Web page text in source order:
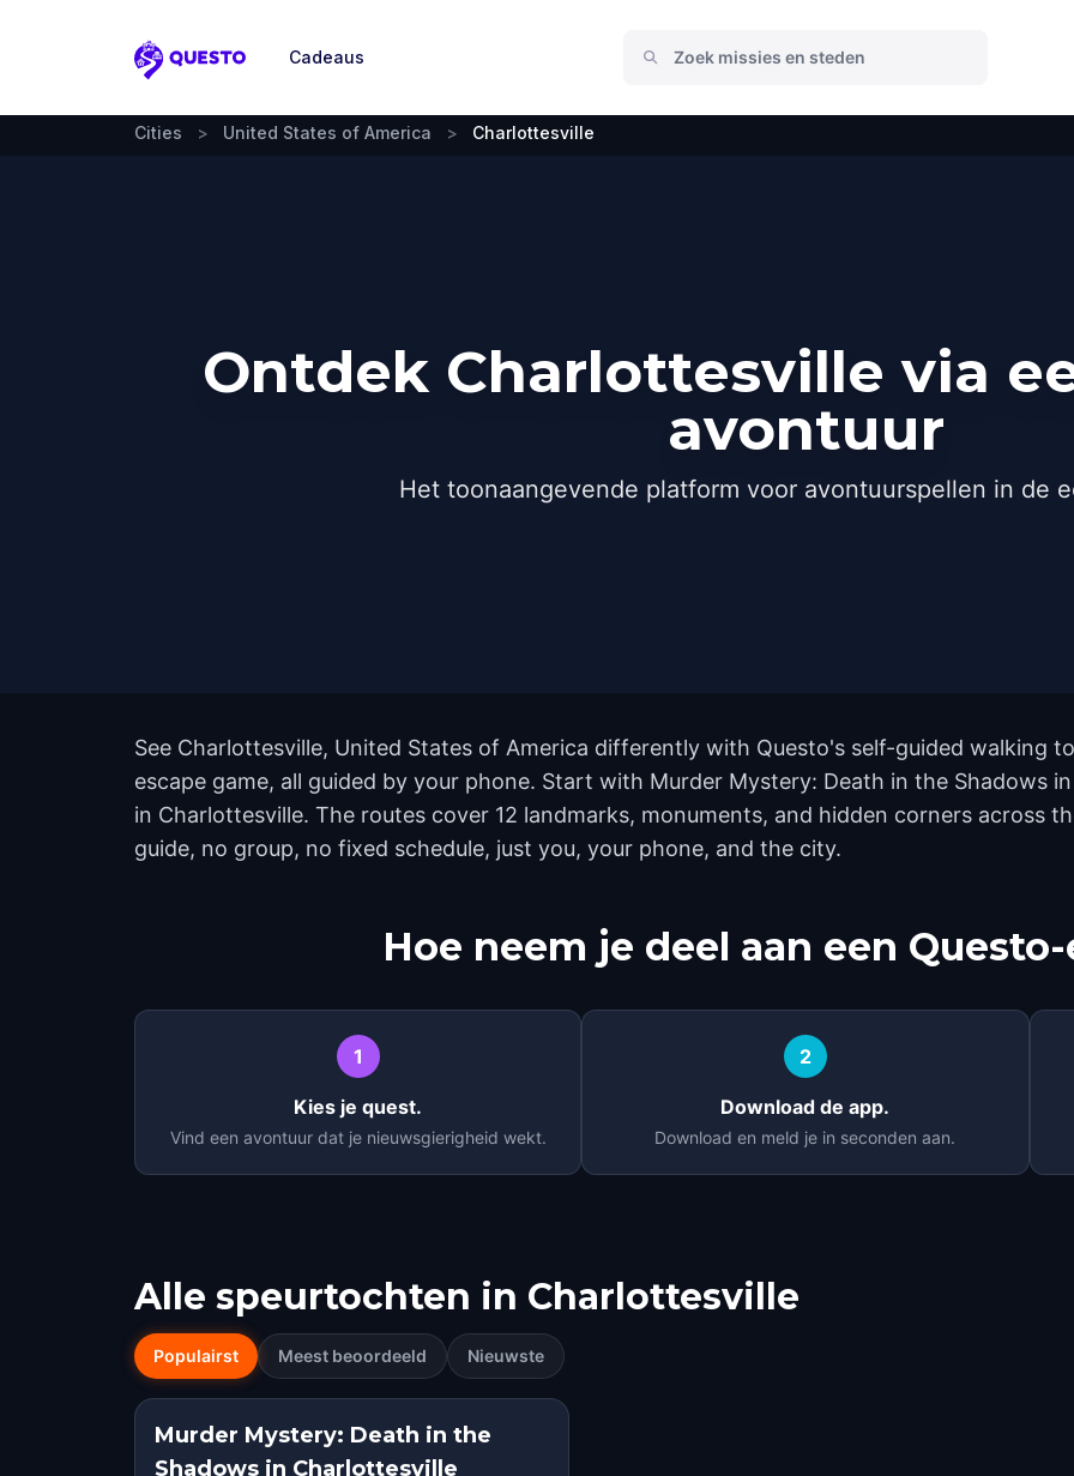
Questo
Cadeaus
Cities > United States of America > Charlottesville
Ontdek Charlottesville via
avontuur
Het toonaangevende platform voor avontuurspellen in de
See Charlottesville, United States of America differently with Questo's self-guided walking
escape game, all guided by your phone. Start with Murder Mystery: Death in the Shadows
in Charlottesville. The routes cover 12 landmarks, monuments, and hidden corners across
guide, no group, no fixed schedule, just you, your phone, and the city.
Hoe neem je deel aan een
1
Kies je quest.
Vind een avontuur dat je nieuwsgierigheid wekt.
2
Download de app.
Download en meld je in seconden aan.
Alle speurtochten in Charlottesville
Populairst Meest beoordeeld Nieuwste
Murder Mystery: Death in the
Shadows in Charlottesville